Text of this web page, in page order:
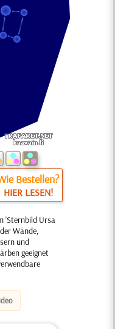
Bestellen?
HIER LESEN!
'Sternbild Ursa
Wände,
und
geeignet